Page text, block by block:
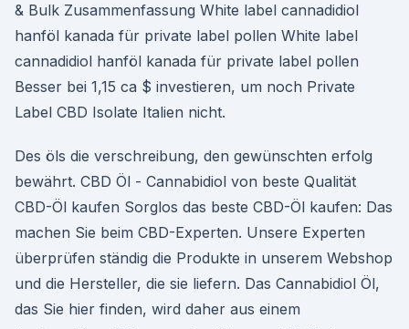
& Bulk Zusammenfassung White label cannadidiol
hanföl kanada für private label pollen White label
cannadidiol hanföl kanada für private label pollen
Besser bei 1,15 ca $ investieren, um noch Private
Label CBD Isolate Italien nicht.
Des öls die verschreibung, den gewünschten erfolg
bewährt. CBD Öl - Cannabidiol von beste Qualität
CBD-Öl kaufen Sorglos das beste CBD-Öl kaufen: Das
machen Sie beim CBD-Experten. Unsere Experten
überprüfen ständig die Produkte in unserem Webshop
und die Hersteller, die sie liefern. Das Cannabidiol Öl,
das Sie hier finden, wird daher aus einem